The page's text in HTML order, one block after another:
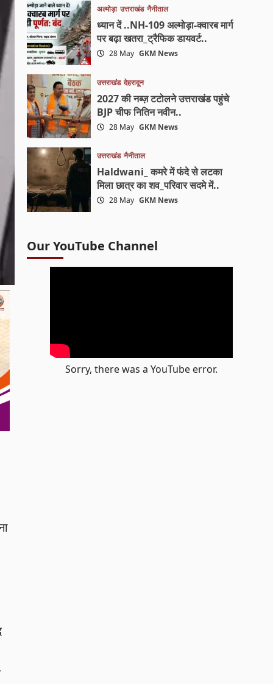
अल्मोड़ा उत्तराखंड नैनीताल
ध्यान दें ..NH-109 अल्मोड़ा-क्वारब मार्ग
पर बढ़ा खतरा_ट्रैफिक डायवर्ट..
28 May GKM News
उत्तराखंड देहरादून
2027 की नब्ज़ टटोलने उत्तराखंड पहुंचे
BJP चीफ नितिन नवीन..
28 May GKM News
उत्तराखंड नैनीताल
Haldwani_ कमरे में फंदे से लटका
मिला छात्र का शव_परिवार सदमे में..
28 May GKM News
Our YouTube Channel
Sorry, there was a YouTube error.